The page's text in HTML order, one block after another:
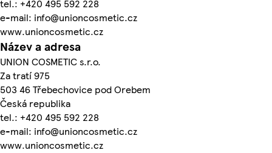
tel.: +420 495 592 228
e-mail: info@unioncosmetic.cz
www.unioncosmetic.cz
Název a adresa
UNION COSMETIC s.r.o.
Za tratí 975
503 46 Třebechovice pod Orebem
Česká republika
tel.: +420 495 592 228
e-mail: info@unioncosmetic.cz
www.unioncosmetic.cz